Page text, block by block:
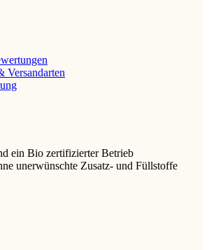
Versandarten
ein Bio zertifizierter Betrieb
unerwünschte Zusatz- und Füllstoffe